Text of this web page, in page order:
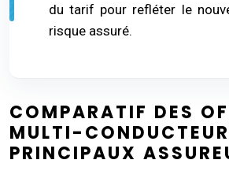
du tarif pour refléter le
risque assuré.
COMPARATIF DES
MULTI-
PRINCIPAUX